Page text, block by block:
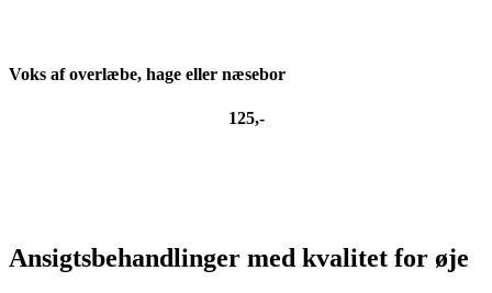
Voks af overlæbe, hage eller næsebor
125,-
Ansigtsbehandlinger med kvalitet for øje